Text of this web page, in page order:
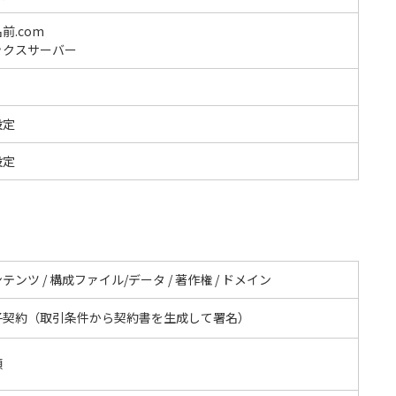
前.com
スサーバー
テンツ / 構成ファイル/データ / 著作権 / ドメイン
約（取引条件から契約書を生成して署名）